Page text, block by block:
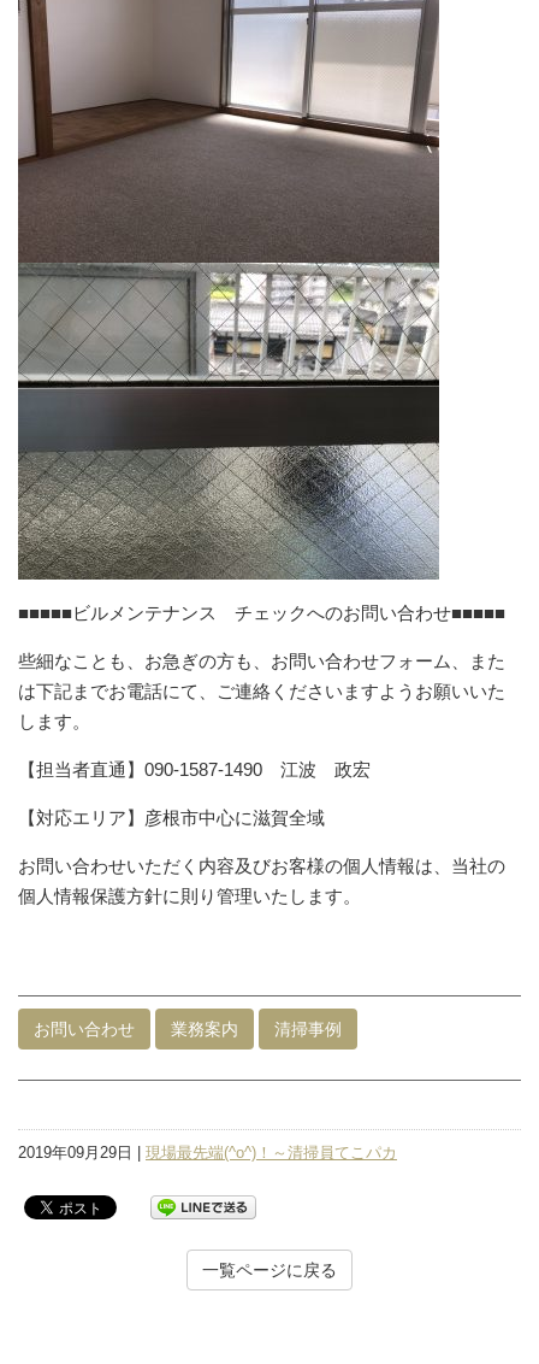
■■■■■ビルメンテナンス チェックへのお問い合わせ■■■■■
些細なことも、お急ぎの方も、お問い合わせフォーム、また
は下記までお電話にて、ご連絡くださいますようお願いいた
します。
【担当者直通】090-1587-1490 江波 政宏
【対応エリア】彦根市中心に滋賀全域
お問い合わせいただく内容及びお客様の個人情報は、当社の
個人情報保護方針に則り管理いたします。
お問い合わせ 業務案内 清掃事例
2019年09月29日 | 現場最先端(^o^)！～清掃員てこパカ
一覧ページに戻る